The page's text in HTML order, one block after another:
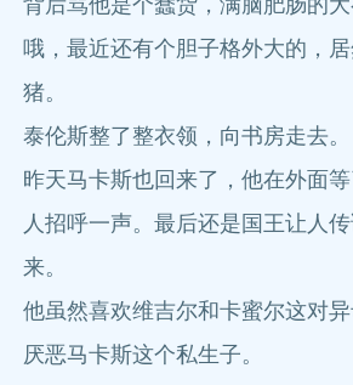
背后骂他是个蠢货，满脑肥肠的大
哦，最近还有个胆子格外大的，
猪。
泰伦斯整了整衣领，向书房走去。
昨天马卡斯也回来了，他在外面
人招呼一声。最后还是国王让人
来。
他虽然喜欢维吉尔和卡蜜尔这对
厌恶马卡斯这个私生子。